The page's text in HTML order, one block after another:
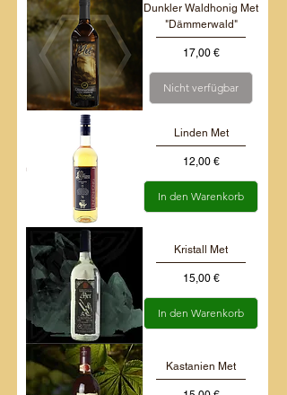
Dunkler Waldhonig Met
"Dämmerwald"
Preis
17,00 €
Nicht verfügbar
Linden Met
Preis
12,00 €
In den Warenkorb
Kristall Met
Preis
15,00 €
In den Warenkorb
Kastanien Met